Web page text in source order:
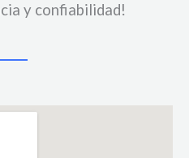
y confiabilidad!